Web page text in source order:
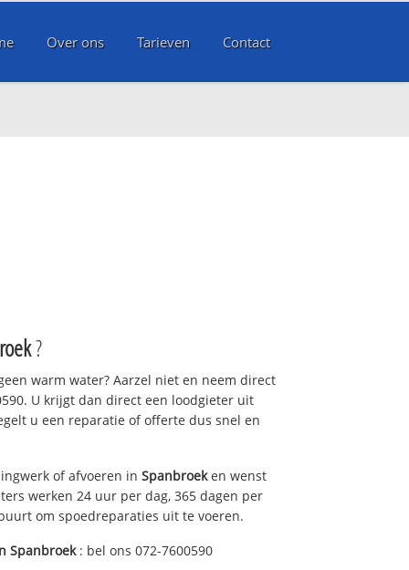
Over ons Tarieven Contact
?
warm water? Aarzel niet en neem direct
U krijgt dan direct een loodgieter uit
u een reparatie of offerte dus snel en
of afvoeren in Spanbroeken wenst
werken 24 uur per dag, 365 dagen per
om spoedreparaties uit te voeren.
Spanbroek : bel ons 072-7600590